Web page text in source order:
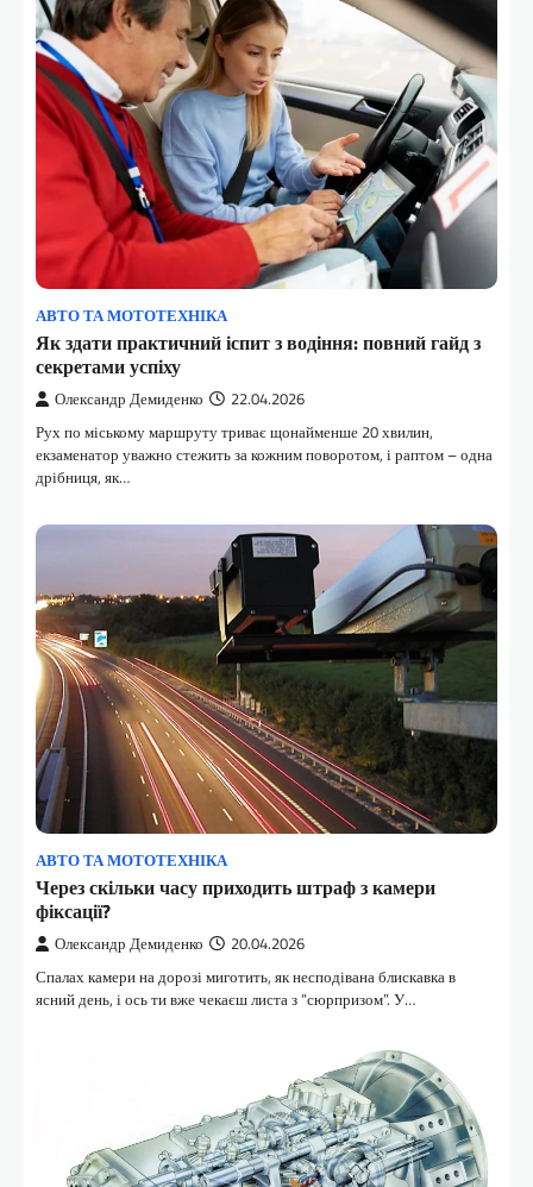
АВТО ТА МОТОТЕХНІКА
Як здати практичний іспит з водіння: повний гайд з
секретами успіху
Олександр Демиденко 22.04.2026
Рух по міському маршруту триває щонайменше 20 хвилин,
екзаменатор уважно стежить за кожним поворотом, і раптом – одна
дрібниця, як…
АВТО ТА МОТОТЕХНІКА
Через скільки часу приходить штраф з камери
фіксації?
Олександр Демиденко 20.04.2026
Спалах камери на дорозі миготить, як несподівана блискавка в
ясний день, і ось ти вже чекаєш листа з “сюрпризом”. У…